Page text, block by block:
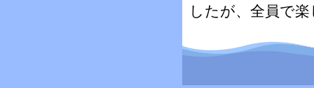
したが、全員で